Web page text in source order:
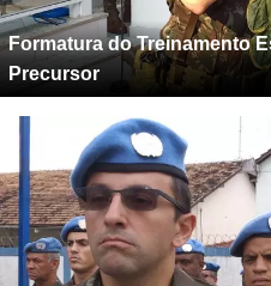
Formatura do Treinamento
Precursor